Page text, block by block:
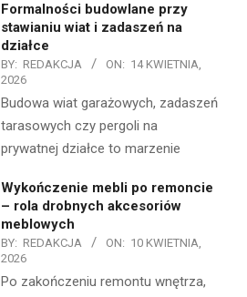
Formalności budowlane przy
stawianiu wiat i zadaszeń na
działce
BY: REDAKCJA ON: 14 KWIETNIA,
2026
Budowa wiat garażowych, zadaszeń
tarasowych czy pergoli na
prywatnej działce to marzenie
Wykończenie mebli po remoncie
– rola drobnych akcesoriów
meblowych
BY: REDAKCJA ON: 10 KWIETNIA,
2026
Po zakończeniu remontu wnętrza,